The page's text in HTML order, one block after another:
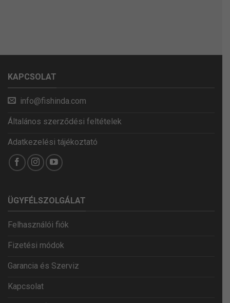
KAPCSOLAT
info@fishinda.com
Általános szerződési feltételek
Adatkezelési tájékoztató
ÜGYFÉLSZOLGÁLAT
Felhasználói fiók
Fizetési módok
Garancia és Szerviz
Kapcsolat